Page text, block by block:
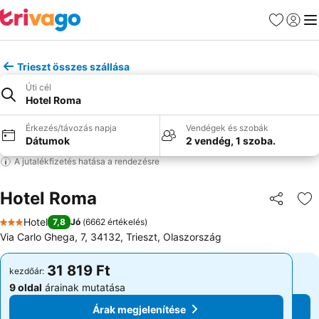
Kedvencek
Trieszt összes szállása
Úti cél
Hotel Roma
Érkezés/távozás napja
Dátumok
Vendégek és szobák
2 vendég, 1 szoba.
A jutalékfizetés hatása a rendezésre
Hotel Roma
3 Kategória
Hotel 7,8 Jó (6662 értékelés)
Via Carlo Ghega, 7, 34132, Trieszt, Olaszország
kezdőár: 31 819 Ft
9 oldal árainak mutatása
Árak megjelenítése
kezdőár: 31 819 Ft
9 oldal árainak mutatása
Árak megjelenítése